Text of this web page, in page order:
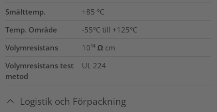
Smälttemp.
+85 °C
Temp. Område
-55°C till +125°C
Volymresistans
10¹⁴ Ω cm
Volymresistans test
metod
UL 224
Logistik och Förpackning